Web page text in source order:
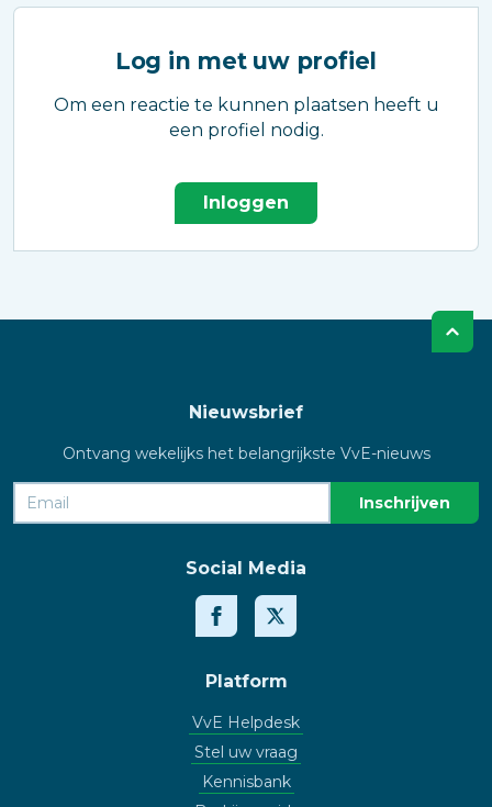
Log in met uw profiel
Om een reactie te kunnen plaatsen heeft u
een profiel nodig.
Inloggen
Nieuwsbrief
Ontvang wekelijks het belangrijkste VvE-nieuws
Social Media
Platform
VvE Helpdesk
Stel uw vraag
Kennisbank